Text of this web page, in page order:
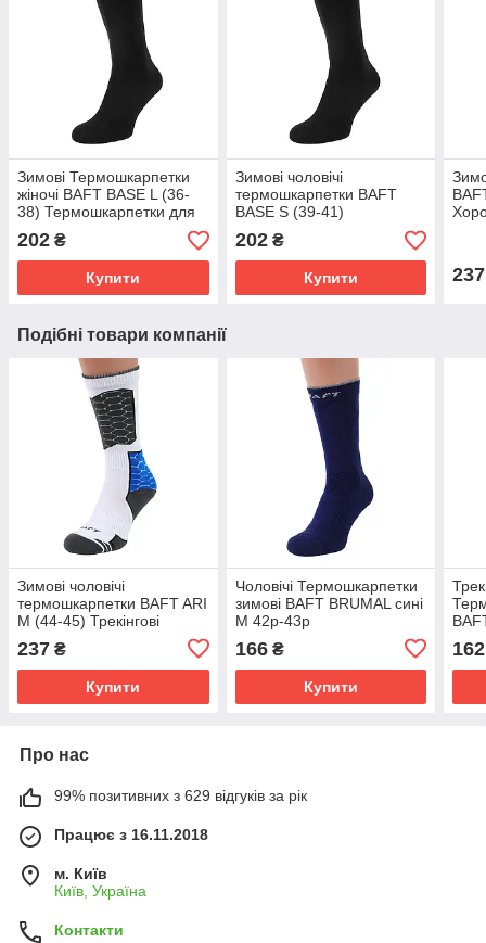
Зимові Термошкарпетки
жіночі BAFT BASE L (36-
38) Термошкарпетки для
202 ₴
Купити
Зимові чоловічі
термошкарпетки BAFT
BASE S (39-41)
зимової риболовлі
202₴
Купити 237
Подібні товари компанії
Зимові чоловічі
термошкарпетки BAFT ARI
M (44-45) Трекінгові
237 ₴
Купити
Чоловічі Термошкарпетки
зимові BAFT BRUMAL сині
M 42р-43р
повсякденного носіння
166₴
Купити
162
Про нас
99% позитивних з 629 відгуків за рік
Працює з 16.11.2018
м. Київ
Київ, Україна
Контакти